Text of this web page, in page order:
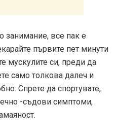
занимание, все пак е
първите пет минути
мускулите си, преди да
само толкова далеч и
Спрете да спортувате,
-съдови симптоми,